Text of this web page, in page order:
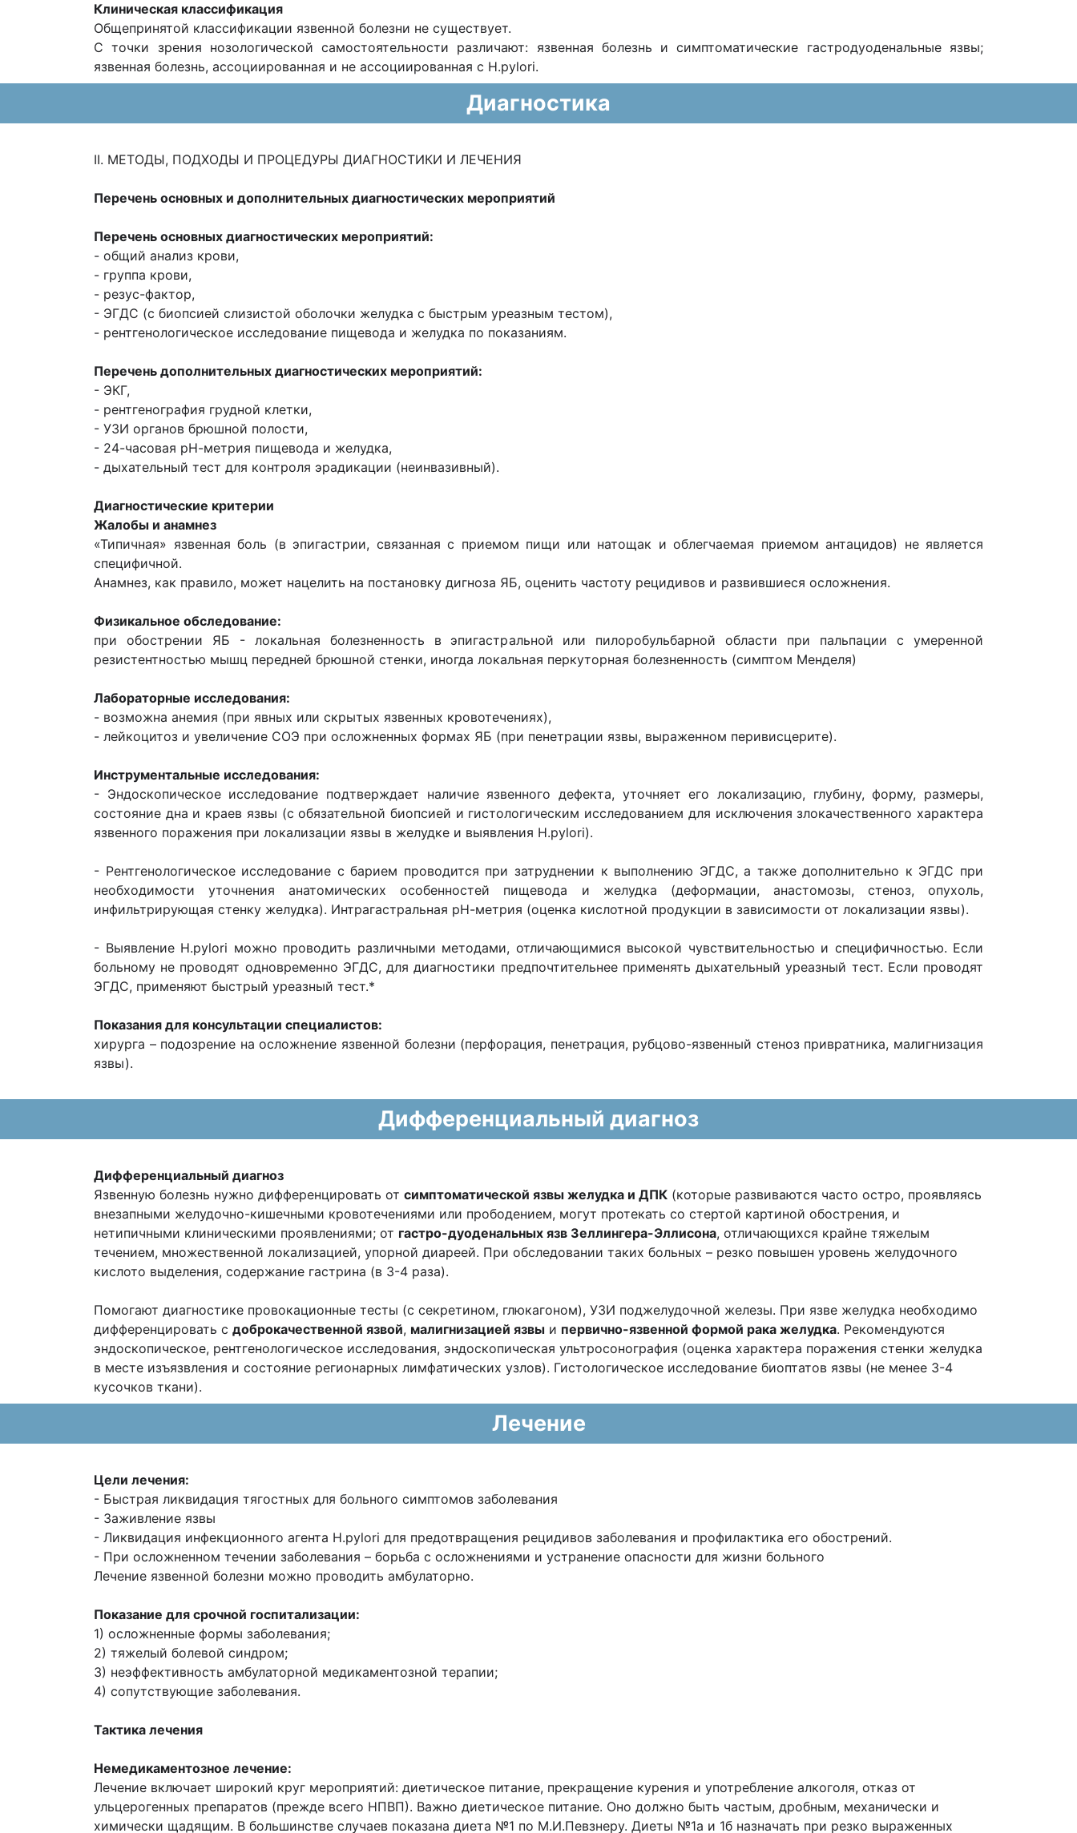
Клиническая классификация
Общепринятой классификации язвенной болезни не существует.
С точки зрения нозологической самостоятельности различают: язвенная болезнь и симптоматические гастродуоденальные язвы;
язвенная болезнь, ассоциированная и не ассоциированная c H.pylori.
Диагностика
II. МЕТОДЫ, ПОДХОДЫ И ПРОЦЕДУРЫ ДИАГНОСТИКИ И ЛЕЧЕНИЯ
Перечень основных и дополнительных диагностических мероприятий
Перечень основных диагностических мероприятий:
- общий анализ крови,
- группа крови,
- резус-фактор,
- ЭГДС (с биопсией слизистой оболочки желудка с быстрым уреазным тестом),
- рентгенологическое исследование пищевода и желудка по показаниям.
Перечень дополнительных диагностических мероприятий:
- ЭКГ,
- рентгенография грудной клетки,
- УЗИ органов брюшной полости,
- 24-часовая рН-метрия пищевода и желудка,
- дыхательный тест для контроля эрадикации (неинвазивный).
Диагностические критерии
Жалобы и анамнез
«Типичная» язвенная боль (в эпигастрии, связанная с приемом пищи или натощак и облегчаемая приемом антацидов) не является
специфичной.
Анамнез, как правило, может нацелить на постановку дигноза ЯБ, оценить частоту рецидивов и развившиеся осложнения.
Физикальное обследование:
при обострении ЯБ - локальная болезненность в эпигастральной или пилоробульбарной области при пальпации с умеренной
резистентностью мышц передней брюшной стенки, иногда локальная перкуторная болезненность (симптом Менделя)
Лабораторные исследования:
- возможна анемия (при явных или скрытых язвенных кровотечениях),
- лейкоцитоз и увеличение СОЭ при осложненных формах ЯБ (при пенетрации язвы, выраженном перивисцерите).
Инструментальные исследования:
- Эндоскопическое исследование подтверждает наличие язвенного дефекта, уточняет его локализацию, глубину, форму, размеры,
состояние дна и краев язвы (с обязательной биопсией и гистологическим исследованием для исключения злокачественного характера
язвенного поражения при локализации язвы в желудке и выявления Н.pylori).
- Рентгенологическое исследование с барием проводится при затруднении к выполнению ЭГДС, а также дополнительно к ЭГДС при
необходимости уточнения анатомических особенностей пищевода и желудка (деформации, анастомозы, стеноз, опухоль,
инфильтрирующая стенку желудка). Интрагастральная рН-метрия (оценка кислотной продукции в зависимости от локализации язвы).
- Выявление Н.pylori можно проводить различными методами, отличающимися высокой чувствительностью и специфичностью. Если
больному не проводят одновременно ЭГДС, для диагностики предпочтительнее применять дыхательный уреазный тест. Если проводят
ЭГДС, применяют быстрый уреазный тест.*
Показания для консультации специалистов:
хирурга – подозрение на осложнение язвенной болезни (перфорация, пенетрация, рубцово-язвенный стеноз привратника, малигнизация
язвы).
Дифференциальный диагноз
Дифференциальный диагноз
Язвенную болезнь нужно дифференцировать от симптоматической язвы желудка и ДПК (которые развиваются часто остро, проявляясь
внезапными желудочно-кишечными кровотечениями или прободением, могут протекать со стертой картиной обострения, и
нетипичными клиническими проявлениями; от гастро-дуоденальных язв Зеллингера-Эллисона, отличающихся крайне тяжелым
течением, множественной локализацией, упорной диареей. При обследовании таких больных – резко повышен уровень желудочного
кислото выделения, содержание гастрина (в 3-4 раза).
Помогают диагностике провокационные тесты (с секретином, глюкагоном), УЗИ поджелудочной железы. При язве желудка необходимо
дифференцировать с доброкачественной язвой, малигнизацией язвы и первично-язвенной формой рака желудка. Рекомендуются
эндоскопическое, рентгенологическое исследования, эндоскопическая ультросонография (оценка характера поражения стенки желудка
в месте изъязвления и состояние регионарных лимфатических узлов). Гистологическое исследование биоптатов язвы (не менее 3-4
кусочков ткани).
Лечение
Цели лечения:
- Быстрая ликвидация тягостных для больного симптомов заболевания
- Заживление язвы
- Ликвидация инфекционного агента Н.pylori для предотвращения рецидивов заболевания и профилактика его обострений.
- При осложненном течении заболевания – борьба с осложнениями и устранение опасности для жизни больного
Лечение язвенной болезни можно проводить амбулаторно.
Показание для срочной госпитализации:
1) осложненные формы заболевания;
2) тяжелый болевой синдром;
3) неэффективность амбулаторной медикаментозной терапии;
4) сопутствующие заболевания.
Тактика лечения
Немедикаментозное лечение:
Лечение включает широкий круг мероприятий: диетическое питание, прекращение курения и употребление алкоголя, отказ от
ульцерогенных препаратов (прежде всего НПВП). Важно диетическое питание. Оно должно быть частым, дробным, механически и
химически щадящим. В большинстве случаев показана диета №1 по М.И.Певзнеру. Диеты №1а и 1б назначать при резко выраженных